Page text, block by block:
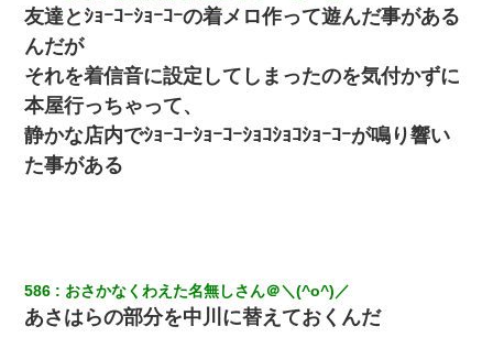
嫁が涙声で『会いたいね』とか言っているのが聞こえた。俺「こ
んな時間に誰と電話してんの？」嫁「ごめんなさい…！（大号
泣」俺（キターー）→
【悲報】嫁がワイのこと嫌いっぽいから単身赴任した結果
13歳娘が元嫁のところから逃げてきた。どう扱ったらいいのかわ
からない
元旦那から復縁要請。息子「最新型のiPhoneも買えない貧乏は嫌
だ、再婚して」私「なら父親と暮らせ」息子「やった＾＾」私
友達とｼｮｰｺｰｼｮｰｺｰの着メロ作って遊んだ事がある
んだが
それを着信音に設定してしまったのを気付かずに
本屋行っちゃって、
静かな店内でｼｮｰｺｰｼｮｰｺｰｼｮｺｼｮｺｼｮｰｺｰが鳴り響い
た事がある
586 おさかなくわえた名無しさん＠＼(^o^)／
あさはらの部分を中川に替えておくんだ